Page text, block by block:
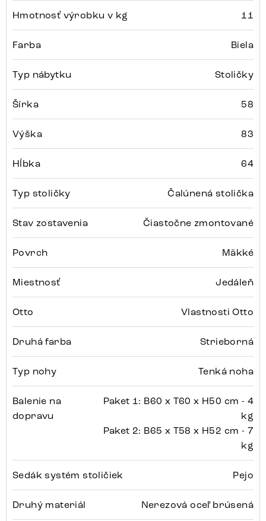
Hmotnosť výrobku v kg 11
Farba Biela
Typ nábytku Stoličky
Šírka 58
Výška 83
Hĺbka 64
Typ stoličky Čalúnená stolička
Stav zostavenia Čiastočne zmontované
Povrch Mäkké
Miestnosť Jedáleň
Otto Vlastnosti Otto
Druhá farba Strieborná
Typ nohy Tenká noha
Balenie na
dopravu
Paket 1: B60 x T60 x H50 cm - 4
kg
Paket 2: B65 x T58 x H52 cm - 7
kg
Sedák systém stoličiek Pejo
Druhý materiál Nerezová oceľ brúsená